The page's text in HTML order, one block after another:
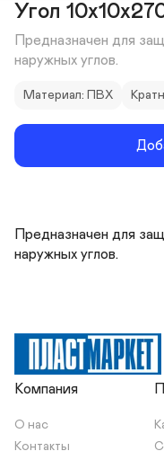
Угол
Предназначен для
наружных углов.
Материал: ПВХ
Предназначен для
наружных углов.
Компания
О нас
Контакты